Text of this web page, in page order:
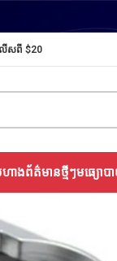
ើសពី $20
ហាងព័ត៌មានថ្មីៗមធ្យោប